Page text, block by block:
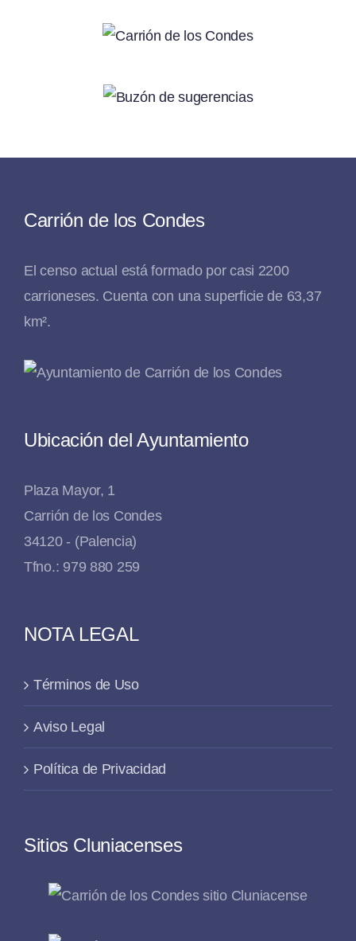
Carrión de los Condes
El censo actual está formado por casi 2200
carrioneses. Cuenta con una superficie de 63,37
km².
Ubicación del Ayuntamiento
Plaza Mayor, 1
Carrión de los Condes
34120 - (Palencia)
Tfno.: 979 880 259
NOTA LEGAL
Términos de Uso
Aviso Legal
Política de Privacidad
Sitios Cluniacenses